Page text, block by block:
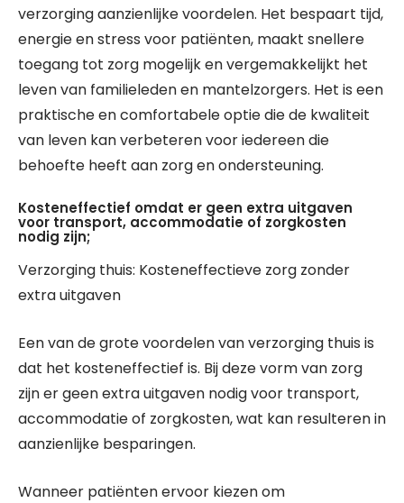
verzorging aanzienlijke voordelen. Het bespaart tijd,
energie en stress voor patiënten, maakt snellere
toegang tot zorg mogelijk en vergemakkelijkt het
leven van familieleden en mantelzorgers. Het is een
praktische en comfortabele optie die de kwaliteit
van leven kan verbeteren voor iedereen die
behoefte heeft aan zorg en ondersteuning.
Kosteneffectief omdat er geen extra uitgaven
voor transport, accommodatie of zorgkosten
nodig zijn;
Verzorging thuis: Kosteneffectieve zorg zonder
extra uitgaven
Een van de grote voordelen van verzorging thuis is
dat het kosteneffectief is. Bij deze vorm van zorg
zijn er geen extra uitgaven nodig voor transport,
accommodatie of zorgkosten, wat kan resulteren in
aanzienlijke besparingen.
Wanneer patiënten ervoor kiezen om